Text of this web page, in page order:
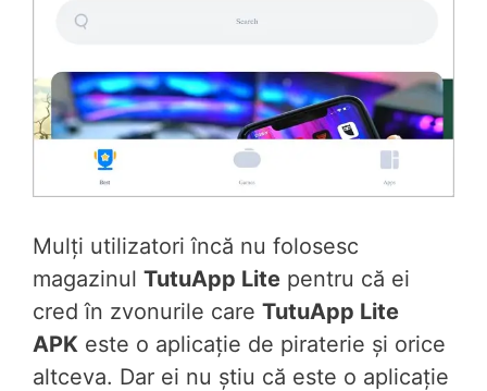
Mulți utilizatori încă nu folosesc
magazinul TutuApp Lite pentru că ei
cred în zvonurile care TutuApp Lite
APK este o aplicație de piraterie și orice
altceva. Dar ei nu știu că este o aplicație